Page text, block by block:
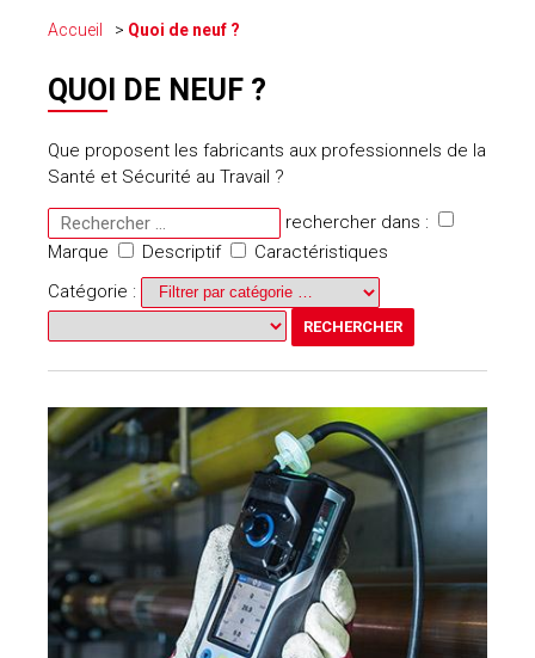
Accueil Quoi de neuf ?
QUOI DE NEUF ?
Que proposent les fabricants aux professionnels de la
Santé et Sécurité au Travail ?
rechercher dans :
Marque
Descriptif
Caractéristiques
Catégorie :